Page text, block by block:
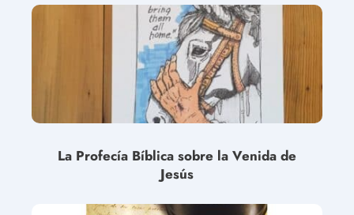
La Profecía Bíblica sobre la Venida de
Jesús